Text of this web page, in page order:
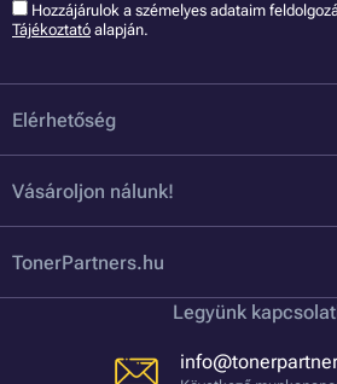
Hozzájárulok a szémelyes adataim
Tájékoztató alapján.
Elérhetőség
Vásároljon nálunk!
TonerPartners.hu
Legyünk